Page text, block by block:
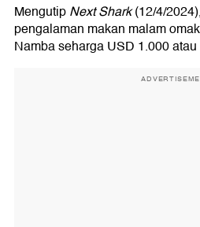
MengutipNext Shark(12/4/
pengalaman makan malam
Namba seharga USD 1.000